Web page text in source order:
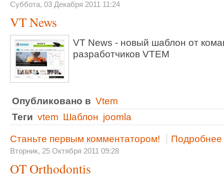
Суббота, 03 Декабря 2011 11:24
VT News
VT News - новый шаблон от
разработчиков VTEM
Опубликовано в Vtem
Теги vtem Шаблон joomla
Станьте первым комментатором! Подробнее
Вторник, 25 Октября 2011 09:28
OT Orthodontis